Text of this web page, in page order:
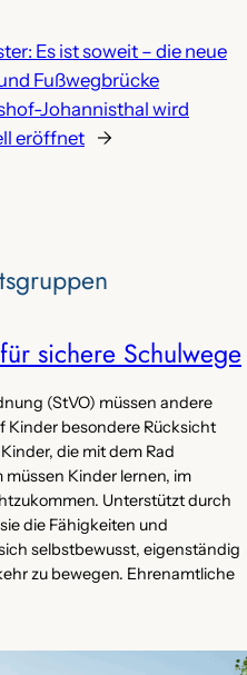
sichere Schulwege
(StVO) müssen andere
Kinder besondere Rücksicht
die mit dem Rad
Kinder lernen, im
Unterstützt durch
die Fähigkeiten und
selbstbewusst, eigenständig
zu bewegen. Ehrenamtliche
Es ist soweit – die neue
Fußwegbrücke
Johannisthal wird
eröffnet
→